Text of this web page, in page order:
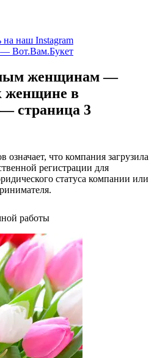
наш Instagram
— Вот.Вам.Букет
женщинам —
женщине в
страница 3
означает, что компания загрузила
регистрации для
статуса компании или
работы